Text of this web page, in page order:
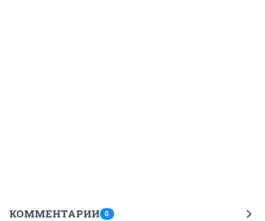
КОММЕНТАРИИ 0